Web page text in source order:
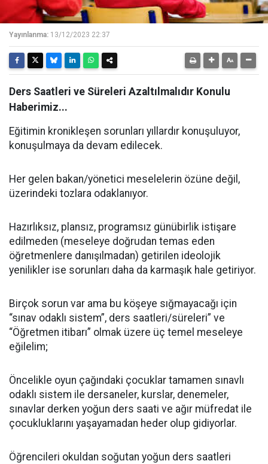
Yayınlanma: 13/12/2023 22:37
Ders Saatleri ve Süreleri Azaltılmalıdır Konulu
Haberimiz...
Eğitimin kronikleşen sorunları yıllardır konuşuluyor,
konuşulmaya da devam edilecek.
Her gelen bakan/yönetici meselelerin özüne değil,
üzerindeki tozlara odaklanıyor.
Hazırlıksız, plansız, programsız günübirlik istişare
edilmeden (meseleye doğrudan temas eden
öğretmenlere danışılmadan) getirilen ideolojik
yenilikler ise sorunları daha da karmaşık hale getiriyor.
Birçok sorun var ama bu köşeye sığmayacağı için
“sınav odaklı sistem”, ders saatleri/süreleri” ve
“Öğretmen itibarı” olmak üzere üç temel meseleye
eğilelim;
Öncelikle oyun çağındaki çocuklar tamamen sınavlı
odaklı sistem ile dersaneler, kurslar, denemeler,
sınavlar derken yoğun ders saati ve ağır müfredat ile
çocukluklarını yaşayamadan heder olup gidiyorlar.
Öğrencileri okuldan soğutan yoğun ders saatleri